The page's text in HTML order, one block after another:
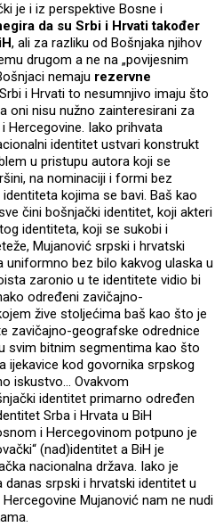
je i iz perspektive Bosne i
da su Srbi i Hrvati također
, ali za razliku od Bošnjaka njihov
drugom a ne na „povijesnim
nemaju rezervne
i Hrvati to nesumnjivo imaju što
oni nisu nužno zainteresirani za
Hercegovine. Iako prihvata
identitet ustvari konstrukt
u pristupu autora koji se
na nominaciji i formi bez
kojima se bavi. Baš kao
čini bošnjački identitet, koji akteri
identiteta, koji se sukobi i
Mujanović srpski i hrvatski
bez bilo kakvog ulaska u
zaronio u te identitete vidio bi
određeni zavičajno-
žive stoljećima baš kao što je
zavičajno-geografske odrednice
svim bitnim segmentima kao što
ijekavice kod govornika srpskog
iskustvo… Ovakvom
identitet primarno određen
Srba i Hrvata u BiH
i Hercegovinom potpuno je
(nad)identitet a BiH je
nacionalna država. Iako je
srpski i hrvatski identitet u
Mujanović nam ne nudi